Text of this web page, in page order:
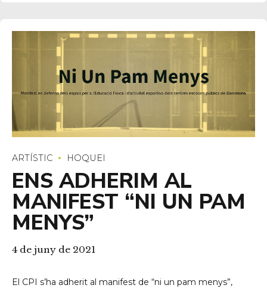
ARTÍSTIC HOQUEI
ENS ADHERIM AL
MANIFEST “NI UN PAM
MENYS”
4 de juny de 2021
El CPI s’ha adherit al manifest de “ni un pam menys”,